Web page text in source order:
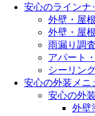
安心のラインナ
外壁・屋
外壁・屋
雨漏り調
アパート
シーリン
安心の外装メニ
安心の外
外壁